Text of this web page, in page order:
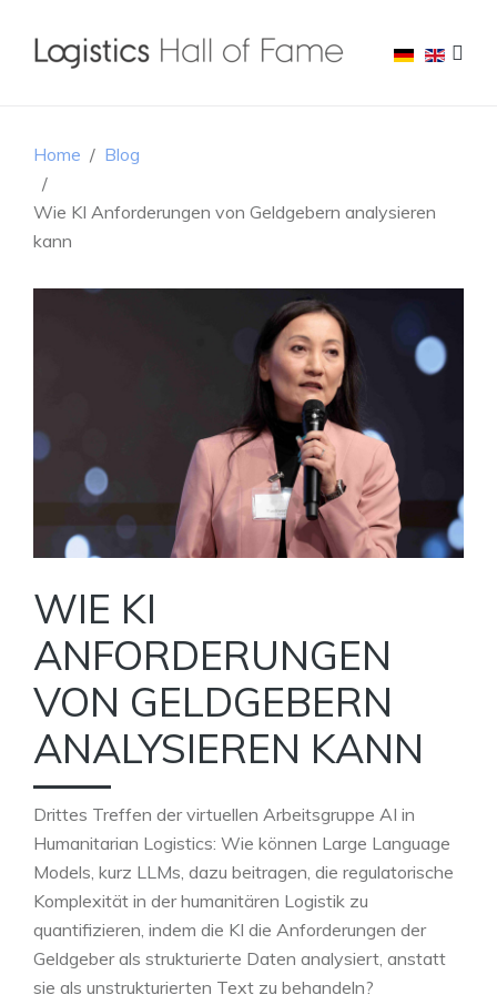
Home Blog
Wie KI Anforderungen von Geldgebern analysieren
kann
WIE KI
ANFORDERUNGEN
VON GELDGEBERN
ANALYSIEREN KANN
Drittes Treffen der virtuellen Arbeitsgruppe AI in
Humanitarian Logistics: Wie können Large Language
Models, kurz LLMs, dazu beitragen, die regulatorische
Komplexität in der humanitären Logistik zu
quantifizieren, indem die KI die Anforderungen der
Geldgeber als strukturierte Daten analysiert, anstatt
sie als unstrukturierten Text zu behandeln?